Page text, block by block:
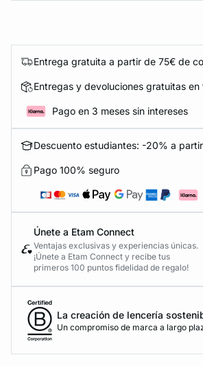
Entrega gratuita a partir de 75€ de
Entregas y devoluciones gratuitas en
Pago en 3 meses sin intereses
Descuento estudiantes: -20% a
Pago 100% seguro
Únete a Etam Connect
Ventajas exclusivas y experiencias únicas.
¡Únete a Etam Connect y recibe tus
primeros 100 puntos fidelidad de regalo!
La creación de lencería
Un compromiso de marca a largo